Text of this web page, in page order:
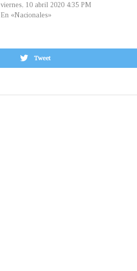
viernes, 10 abril 2020 4:35 PM
En «Nacionales»
Tweet